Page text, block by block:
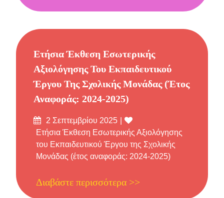
Ετήσια Έκθεση Εσωτερικής
Αξιολόγησης Του Εκπαιδευτικού
Έργου Της Σχολικής Μονάδας (έτος
Αναφοράς: 2024-2025)
Δημοσιεύτηκε
στις
2 Σεπτεμβρίου 2025
Likes
Ετήσια Έκθεση Εσωτερικής Αξιολόγησης
του Εκπαιδευτικού Έργου της Σχολικής
Μονάδας (έτος αναφοράς: 2024-2025)
Διαβάστε περισσότερα >>